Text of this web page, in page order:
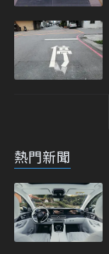
熱門新聞